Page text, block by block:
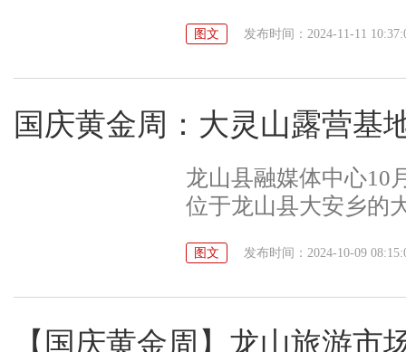
自全省各市州的参赛
民族交往交流交融
民族大团结故事，有
识。
图文 发布时间：2024-11-11
国庆黄金周：大灵山露营基
龙山县融媒体中心10
位于龙山县大安乡的
务让游客们度过了一
风味正宗的土家腊肉
图文 发布时间：2024-10-09
【国庆黄金周】龙山旅游市